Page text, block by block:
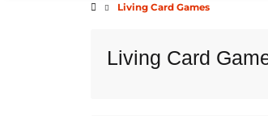
Living Card Games
Living Card